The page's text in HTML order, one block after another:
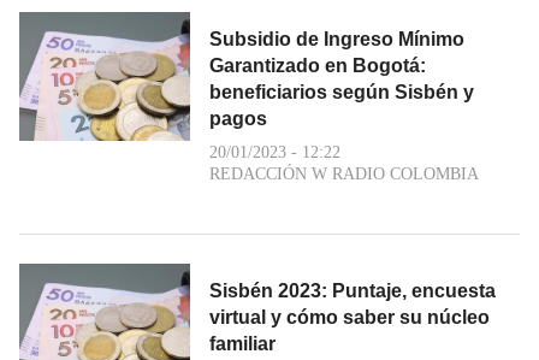
Subsidio de Ingreso Mínimo
Garantizado en Bogotá:
beneficiarios según Sisbén y
pagos
20/01/2023 - 12:22
REDACCIÓN W RADIO COLOMBIA
Sisbén 2023: Puntaje, encuesta
virtual y cómo saber su núcleo
familiar